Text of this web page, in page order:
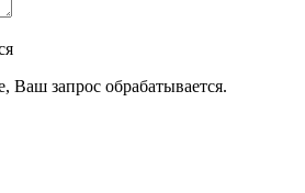
Ваш запрос обрабатывается.